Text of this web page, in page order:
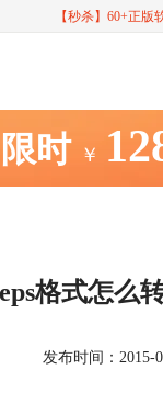
【秒杀】60+正版
限时 ￥
格式怎么
发布时间：2015-